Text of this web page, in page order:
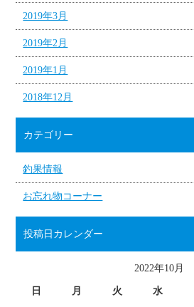
2019年3月
2019年2月
2019年1月
2018年12月
カテゴリー
釣果情報
お忘れ物コーナー
投稿日カレンダー
2022年10月
日 月 火 水